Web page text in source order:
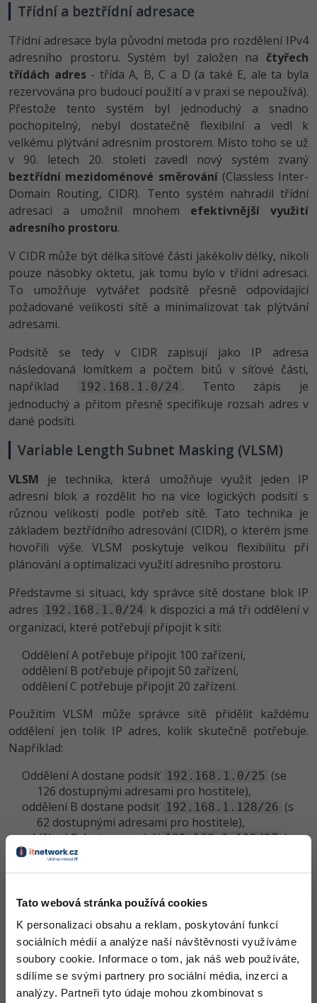
Tato webová stránka používá cookies
K personalizaci obsahu a reklam, poskytování funkcí
sociálních médií a analýze naší návštěvnosti využíváme
soubory cookie. Informace o tom, jak náš web používáte,
sdílíme se svými partnery pro sociální média, inzerci a
analýzy. Partneři tyto údaje mohou zkombinovat s
Třídní a beztřídní adresace
Třídní adresace byla původní metoda pro rozdělení IPv4
adresního prostoru. Systém byl založen na čtyřech
třídách adres- třída A, B, C a D (a také E, ale ta byla
rezervována pro budoucí použití a v praxi se nepoužívá).
Přestože tento systém byl jednoduchý a snadno
pochopitelný, nebyl dostatečně flexibilní a vedl k
velkému plýtvání adresním prostorem. Místo toho se už
v 90. letech 20. století zavedl nový systém zvaný
beztřídní mezidoménové směrování(Classless Inter-
Domain Routing, CIDR). Tento systém nahradil třídní
adresaci a umožnil mnohem efektivnější využití
adresního prostoru.
V CIDR může být délka síťové části jakékoliv délky, nikoli
pouze násobky oktetu, jak tomu bylo v třídní adresaci.
To umožňuje vytvářet podsítě přesně odpovídající
požadované velikosti sítě a minimalizovat tak plýtvání
adresami.
Podsítě se tedy v CIDR zapisují jako IP adresa
následovaná lomítkem a počtem bitů v síťové části,
například
192.168.1.0/24 . Tento zápis je
jednoduchý a přitom přesně specifikuje rozsah adres v
dané podsíti.
Variable Length Subnet Masking (VLSM)
VLSM je technika, která umožňuje využít jeden IP
adresní blok a rozdělit ho na více logických podsítí s
různou velikostí podle potřeb sítě. Tato technika je
základem beztřídního adresování (CIDR), o kterém jsme
hovořili výše. VLSM poskytuje velkou flexibilitu při
plánování a optimalizaci využití adresního prostoru.
Představme si situaci, kdy správce sítě dostane blok IP
adres
192.168.1.0/24
k dispozici a má tři oddělení v
organizaci, které potřebují připojit k síti:
Oddělení A potřebuje připojit 100 zařízení,
oddělení B potřebuje připojit 50 zařízení,
oddělení C potřebuje připojit 20 zařízení.
Použitím VLSM může správce sítě přidělit každému
oddělení jen tolik IP adres, kolik skutečně potřebuje.
Například:
Oddělení A dostane podsíť 192.168.1.0/25 (se
126 dostupnými adresami pro hostitele),
oddělení B dostane podsíť 192.168.1.128/26 (s
62 dostupnými adresami pro hostitele),
oddělení C dostane podsíť 192.168.1.192/27 (s
30 dostupnými adresami pro hostitele).
rozdělit dostupný adresní prostor podle
konkrétních potřeb sítě.